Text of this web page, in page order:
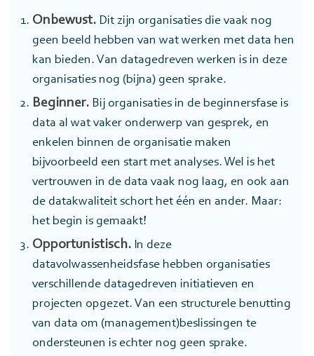
Onbewust.Dit zijn organisaties die vaak nog
geen beeld hebben van wat werken met data hen
kan bieden. Van datagedreven werken is in deze
organisaties nog (bijna) geen sprake.
Beginner.Bij organisaties in de beginnersfase is
data al wat vaker onderwerp van gesprek, en
enkelen binnen de organisatie maken
bijvoorbeeld een start met analyses. Wel is het
vertrouwen in de data vaak nog laag, en ook aan
de datakwaliteit schort het één en ander. Maar:
het begin is gemaakt!
Opportunistisch.In deze
datavolwassenheidsfase hebben organisaties
verschillende datagedreven initiatieven en
projecten opgezet. Van een structurele benutting
van data om (management)beslissingen te
ondersteunen is echter nog geen sprake.